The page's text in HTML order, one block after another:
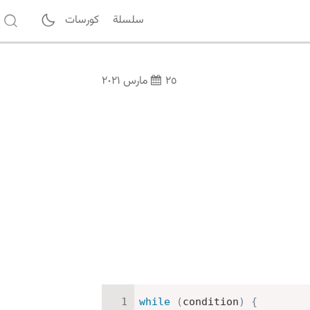
سلسلة كورسات
٢٥ مارس ٢٠٢١
while (condition)
{